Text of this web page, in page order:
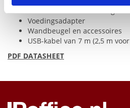
VCR20-afstandsbediening
Voedingsadapter
Wandbeugel en accessoires
USB-kabel van 7 m (2,5 m voor
PDF DATASHEET